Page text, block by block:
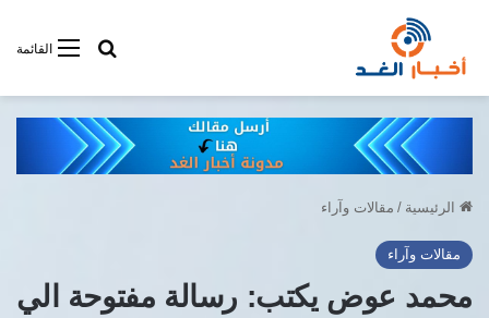
القائمةأبحت فى
الرئيسية / مقالات وآراء
مقالات وآراء
محمد عوض يكتب: رسالة مفتوحة الي